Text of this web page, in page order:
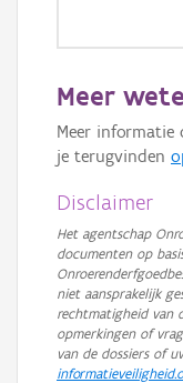
Meer
Meer informatie
je terugvinden
Disclaimer
Het agentschap
documenten op
niet aansprakelijk
rechtmatigheid van
opmerkingen of
van de dossiers of